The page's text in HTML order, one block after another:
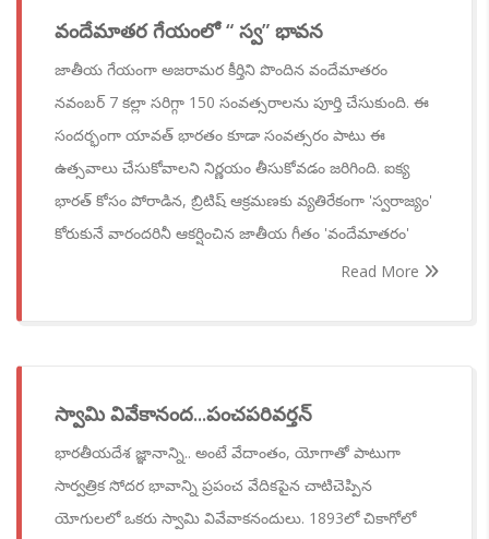
వందేమాతర గేయంలో “ స్వ” భావన
జాతీయ గేయంగా అజరామర కీర్తిని పొందిన వందేమాతరం
నవంబర్ 7 కల్లా సరిగ్గా 150 సంవత్సరాలను పూర్తి చేసుకుంది. ఈ
సందర్భంగా యావత్ భారతం కూడా సంవత్సరం పాటు ఈ
ఉత్సవాలు చేసుకోవాలని నిర్ణయం తీసుకోవడం జరిగింది. ఐక్య
భారత్ కోసం పోరాడిన, బ్రిటిష్ ఆక్రమణకు వ్యతిరేకంగా 'స్వరాజ్యం'
కోరుకునే వారందరినీ ఆకర్షించిన జాతీయ గీతం 'వందేమాతరం'
Read More
స్వామి వివేకానంద...పంచపరివర్తన్
భారతీయదేశ జ్ఞానాన్ని.. అంటే వేదాంతం, యోగాతో పాటుగా
సార్వత్రిక సోదర భావాన్ని ప్రపంచ వేదికపైన చాటిచెప్పిన
యోగులలో ఒకరు స్వామి వివేవాకనందులు. 1893లో చికాగోలో